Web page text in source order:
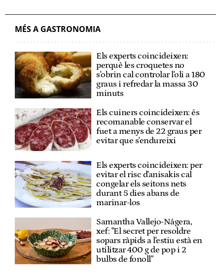
MÉS A GASTRONOMIA
Els experts coincideixen:
perquè les croquetes no
s'obrin cal controlar l'oli a 180
graus i refredar la massa 30
minuts
Els cuiners coincideixen: és
recomanable conservar el
fuet a menys de 22 graus per
evitar que s'endureixi
Els experts coincideixen: per
evitar el risc d'anisakis cal
congelar els seitons nets
durant 5 dies abans de
marinar-los
Samantha Vallejo-Nágera,
xef: "El secret per resoldre
sopars ràpids a l'estiu està en
utilitzar 400 g de pop i 2
bulbs de fonoll"